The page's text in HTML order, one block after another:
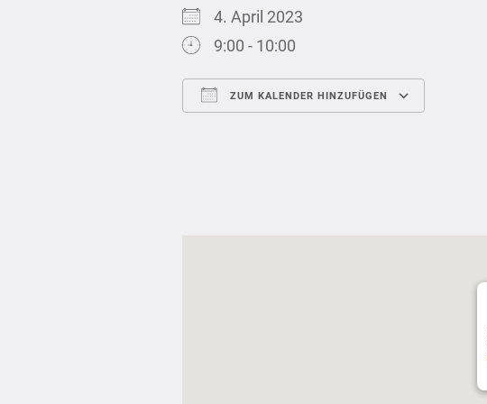
4. April 2023
9:00 - 10:00
ZUM KALENDER HINZUFÜGEN